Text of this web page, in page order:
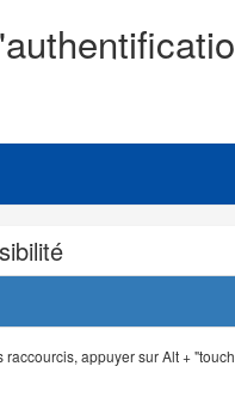
appuyer sur Alt +